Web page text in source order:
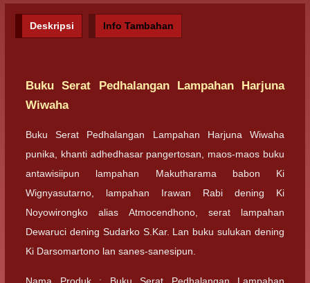
Deskripsi Info Tambahan
Buku Serat Pedhalangan Lampahan Harjuna
Wiwaha
Buku Serat Pedhalangan Lampahan Harjuna Wiwaha
punika, khanti adhedhasar pangertosan, maos-maos buku
antawisiipun lampahan Makutharama babon Ki
Wignyasutarno, lampahan Irawan Rabi dening Ki
Noyowirongko alias Atmocendhono, serat lampahan
Dewaruci dening Sudarko S.Kar. Lan buku sulukan dening
Ki Darsomartono lan sanes-sanesipun.
Nama Produk : Buku Serat Pedhalangan Lampahan